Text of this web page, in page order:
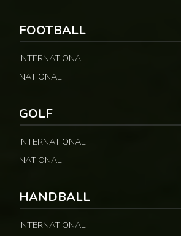
FOOTBALL
INTERNATIONAL
NATIONAL
GOLF
INTERNATIONAL
NATIONAL
HANDBALL
INTERNATIONAL